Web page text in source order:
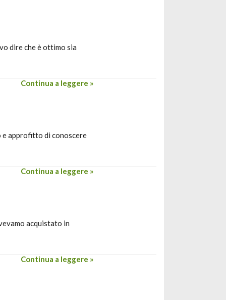
dire che è ottimo sia
Continua a leggere »
e approfitto di conoscere
Continua a leggere »
acquistato in
Continua a leggere »